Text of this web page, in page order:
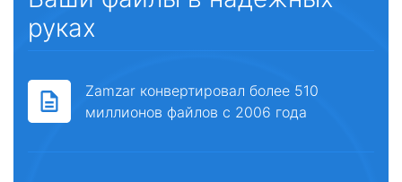
руках
Zamzar конвертировал более 510
миллионов файлов с 2006 года